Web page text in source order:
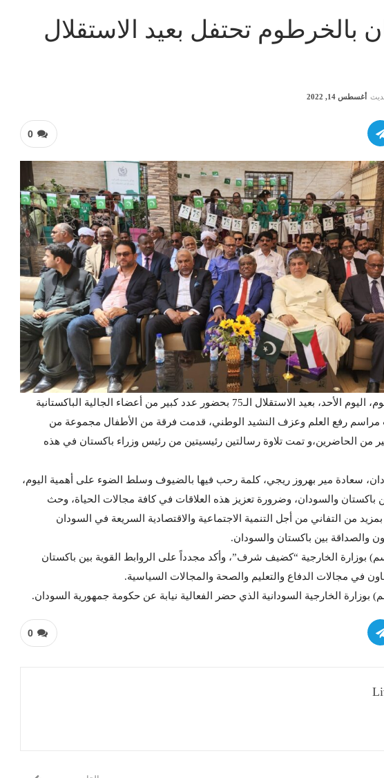
بالخرطوم تحتفل بعيد الاستقلال
أغسطس 14, 2022
0
أحتفلت سفارة باكستان بالخرطوم، اليوم الأحد، بعيد الاستقلال الـ75 بحضور عدد كبير من أعضاء الجالية الباكستانية
مراسم رفع العلم وعزف النشيد الوطني، قدمت فرقة من الأطفال مجموعة من
من الحاضرين،و تمت تلاوة رسالتين رئيسيتين من رئيس وزراء باكستان في هذه
سعادة مير بهروز ريجي، كلمة رحب فيها بالضيوف وسلط الضوء على أهمية اليوم،
باكستان والسودان، وضرورة تعزيز هذه العلاقات في كافة مجالات الحياة، وحث
من التفاني من أجل التنمية الاجتماعية والاقتصادية السريعة في السودان
والصداقة بين باكستان والسودان.
بوزارة الخارجية “كضيف شرف”، وأكد مجدداً على الروابط القوية بين باكستان
في مجالات الدفاع والتعليم والصحة والمجالات السياسية.
بوزارة الخارجية السودانية الذي حضر الفعالية نيابة عن حكومة جمهورية السودان.
0